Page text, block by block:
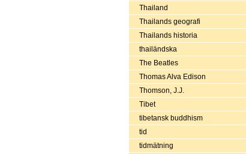
Thailand
Thailands geografi
Thailands historia
thailändska
The Beatles
Thomas Alva Edison
Thomson, J.J.
Tibet
tibetansk buddhism
tid
tidmätning